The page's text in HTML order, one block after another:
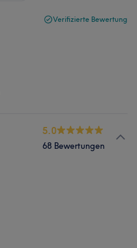
Verifizierte Bewertung
5.0
68 Bewertungen